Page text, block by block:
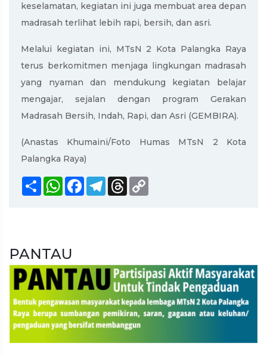
keselamatan, kegiatan ini juga membuat area depan
madrasah terlihat lebih rapi, bersih, dan asri.
Melalui kegiatan ini, MTsN 2 Kota Palangka Raya
terus berkomitmen menjaga lingkungan madrasah
yang nyaman dan mendukung kegiatan belajar
mengajar, sejalan dengan program Gerakan
Madrasah Bersih, Indah, Rapi, dan Asri (GEMBIRA).
(Anastas Khumaini/Foto Humas MTsN 2 Kota
Palangka Raya)
ShareWhatsApp
FacebookTelegram
Threads
PANTAU